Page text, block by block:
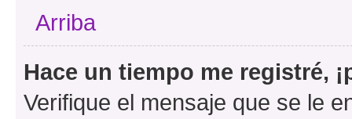
Arriba
Hace un tiempo me registré,
Verifique el mensaje que se le